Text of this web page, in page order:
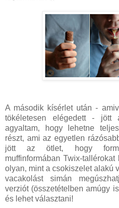
A második kísérlet után -
tökéletesen elégedett - jött
agyaltam, hogy lehetne
részt, ami az egyetlen
jött az ötlet, hogy
muffinformában Twix-
olyan, mint a csokiszelet alakú
vacakolást simán
verziót (összetételben amúgy
és lehet választani!